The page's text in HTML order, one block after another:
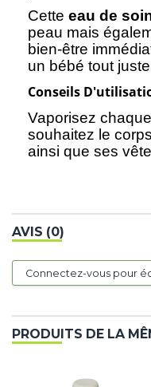
Cette eau de
peau mais
bien-être
un bébé tout
Conseils
Vaporisez
souhaitez le
ainsi que ses
AVIS (0)
Connectez-vous pour
PRODUITS DE LA